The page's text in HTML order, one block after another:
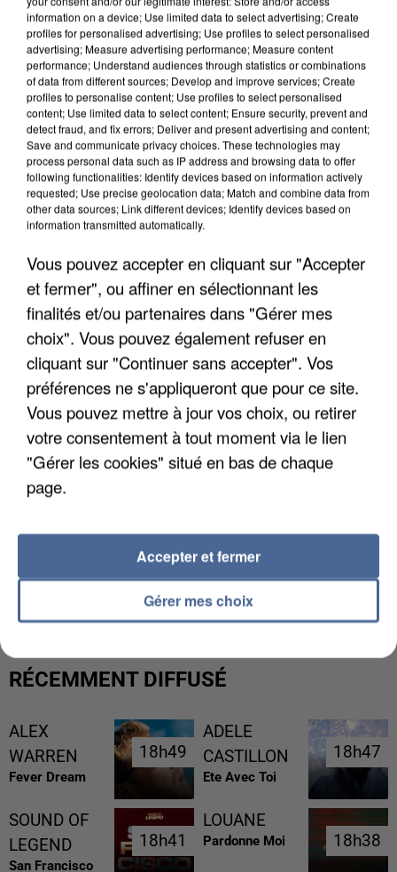
UN SECOND CADRE DE LA DZ MAFIA
UNE TOURISTE DE L’OISE EMPORTÉE PAR UNE
COULÉE DE BOUE EN HAUTE-SAVOIE
RÉCEMMENT DIFFUSÉ
ALEX
WARREN
Fever Dream
18h49
18h49
ADELE
CASTILLON
Ete Avec Toi
18h47
18h47
SOUND OF
LEGEND
San Francisco
18h41
18h41
LOUANE
Pardonne Moi 18h38
18h38
information on a device; Use limited data to select advertising; Create
profiles for personalised advertising; Use profiles to select personalised
advertising; Measure advertising performance; Measure content
performance; Understand audiences through statistics or combinations
of data from different sources; Develop and improve services; Create
profiles to personalise content; Use profiles to select personalised
content; Use limited data to select content; Ensure security, prevent and
detect fraud, and fix errors; Deliver and present advertising and content;
Save and communicate privacy choices. These technologies may
process personal data such as IP address and browsing data to offer
following functionalities: Identify devices based on information actively
requested; Use precise geolocation data; Match and combine data from
other data sources; Link different devices; Identify devices based on
information transmitted automatically.
Vous pouvez accepter en cliquant sur "Accepter
et fermer", ou affiner en sélectionnant les
finalités et/ou partenaires dans "Gérer mes
choix". Vous pouvez également refuser en
cliquant sur "Continuer sans accepter". Vos
préférences ne s'appliqueront que pour ce site.
Vous pouvez mettre à jour vos choix, ou retirer
votre consentement à tout moment via le lien
"Gérer les cookies" situé en bas de chaque
page.
Gérer mes choix
Accepter et fermer